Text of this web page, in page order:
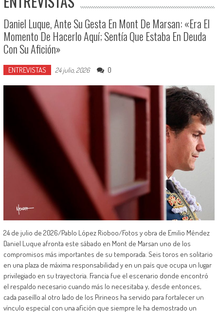
Daniel Luque, Ante Su Gesta En Mont De Marsan: «Era El
Momento De Hacerlo Aquí; Sentía Que Estaba En Deuda
Con Su Afición»
ENTREVISTAS 24 julio, 2026 0
24 de julio de 2026/Pablo López Rioboo/Fotos y obra de Emilio Méndez
Daniel Luque afronta este sábado en Mont de Marsan uno de los
compromisos más importantes de su temporada. Seis toros en solitario
en una plaza de máxima responsabilidad y en un país que ocupa un lugar
privilegiado en su trayectoria. Francia fue el escenario donde encontró
el respaldo necesario cuando más lo necesitaba y, desde entonces,
cada paseíllo al otro lado de los Pirineos ha servido para fortalecer un
vínculo especial con una afición que siempre le ha demostrado un